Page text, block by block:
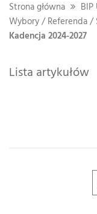
Strona główna
Wybory / Referenda /
Kadencja 2024-2027
Lista artykułów